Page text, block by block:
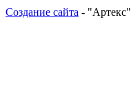
Создание сайта - "Артекс"